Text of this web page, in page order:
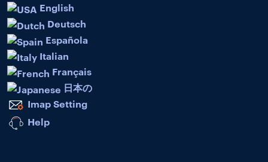
English
Deutsch
Española
Italian
Français
日本の
Imap Setting
Help